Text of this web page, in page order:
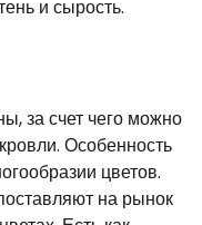
и сырость.
за счет чего можно
Особенность
цветов.
на рынок